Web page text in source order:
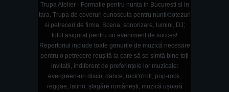
Trupa Atelier - Formatie pentru nunta in Bucuresti si in
tara. Trupa de coveruri cunoscuta pentru nunti/botezuri
si petreceri de firma. Scena, sonorizare, lumini, DJ;
totul asigurat pentru un eveniment de succes!
Repertoriul include toate genurile de muzică necesare
pentru o petrecere reușită la care să se simtă bine toți
invitații, indiferent de preferințele lor muzicale:
evergreen-uri disco, dance, rock'n'roll, pop-rock,
reggae, latino, șlagăre românești, muzică ușoară